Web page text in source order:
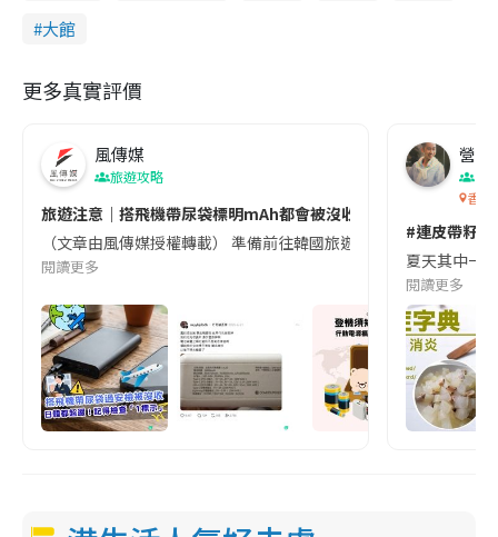
大館
更多真實評價
風傳媒
旅遊攻略
旅遊注意｜搭飛機帶尿袋標明mAh都會被沒收😱出發前切記檢查
（文章由風傳媒授權轉載） 準備前往韓國旅遊的民眾，近期要
閱讀更多
營養
香港
#連皮帶籽
夏天其中一
閱讀更多